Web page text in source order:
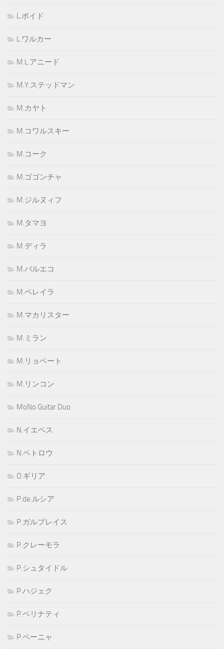
L.ボイド
L.ワルカー
M.L.アニード
M.Y.ステッドマン
M.カヤト
M.コワルスキー
M.コーク
M.ゴゴンチャ
M.ジルヌィフ
M.タマヨ
M.ディラ
M.バルエコ
M.ペレイラ
M.マカリスター
M.ミラン
M.リョベート
M.リンコン
MoNo Guitar Duo
N.イエペス
N.ペトロウ
O.ギリア
P.de.ルシア
P.ガルブレイス
P.クレーモラ
P.シュタイドル
P.ハジェク
P.ベリナティ
P.ペーニャ